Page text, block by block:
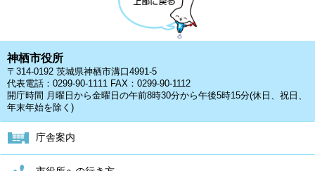
神栖市役所
〒314-0192 茨城県神栖市溝口4991-5
代表電話：0299-90-1111 FAX：0299-90-1112
開庁時間 月曜日から金曜日の午前8時30分から午後5時15分(休日、祝日、
年末年始を除く)
庁舎案内